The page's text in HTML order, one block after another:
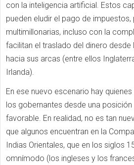
con la inteligencia artificial. Estos
pueden eludir el pago de impuestos,
multimillonarias, incluso con la
facilitan el traslado del dinero
hacia sus arcas (entre ellos
Irlanda).
En ese nuevo escenario hay
los gobernantes desde una
favorable. En realidad, no es tan
que algunos encuentran en la
Indias Orientales, que en los siglos
omnímodo (los ingleses y los